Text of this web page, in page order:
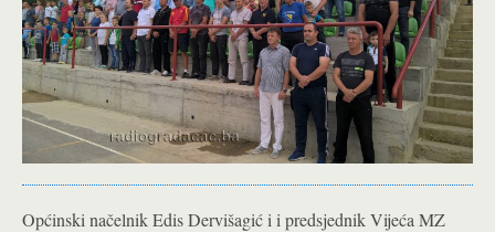
Općinski načelnik Edis Dervišagić i i predsjednik Vijeća MZ